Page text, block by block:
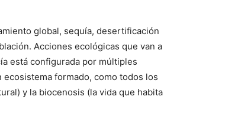
global, sequía, desertificación
Acciones ecológicas que van a
está configurada por múltiples
formado, como todos los
y la biocenosis (la vida que habita